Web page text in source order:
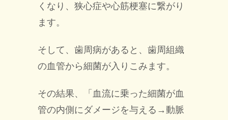
くなり、狭心症や心筋梗塞に繋がり
ます。
そして、歯周病があると、歯周組織
の血管から細菌が入りこみます。
その結果、「血流に乗った細菌が血
管の内側にダメージを与える→動脈